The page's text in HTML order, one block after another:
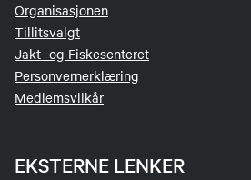
Organisasjonen
Tillitsvalgt
Jakt- og Fiskesenteret
Personvernerklæring
Medlemsvilkår
EKSTERNE LENKER